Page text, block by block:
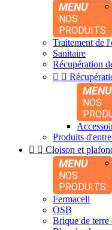
MENU
NOS
PRODUITS
Traitement de
Sanitaire
Récupération
 
MENU
NOS
Produits
  Cloison et
MENU
NOS
PRODUITS
Fermacell
OSB
Brique de terre